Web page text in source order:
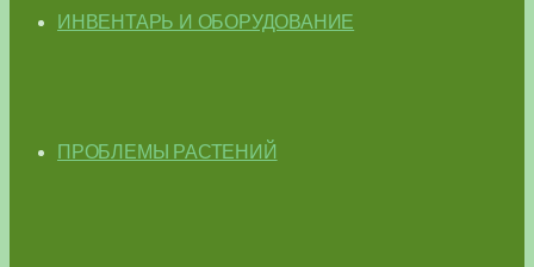
ИНВЕНТАРЬ И ОБОРУДОВАНИЕ
ПРОБЛЕМЫ РАСТЕНИЙ